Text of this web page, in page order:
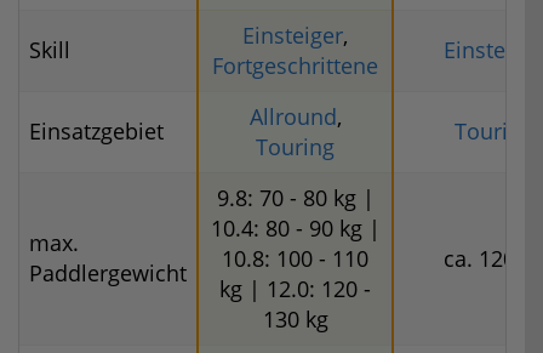
Skill Einsteiger,
Fortgeschrittene
Einsteiger
Einsatzgebiet Allround,
Touring
Touring
max.
Paddlergewicht
9.8: 70 - 80 kg |
10.4: 80 - 90 kg |
10.8: 100 - 110
kg | 12.0: 120 -
130 kg
ca. 120 kg